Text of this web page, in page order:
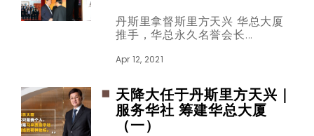
丹斯里拿督斯里方天兴 华总大厦
推手，华总永久名誉会长
Apr 12, 2021
天降大任于丹斯里方天兴｜
服务华社 筹建华总大厦
（一）